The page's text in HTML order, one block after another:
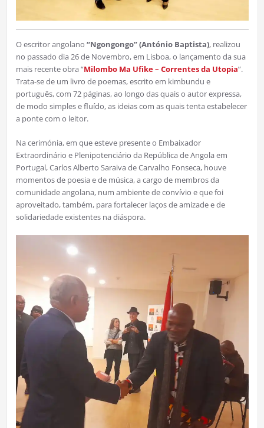
O escritor angolano “Ngongongo” (António Baptista), realizou
no passado dia 26 de Novembro, em Lisboa, o lançamento da sua
mais recente obra “Milombo Ma Ufike – Correntes da Utopia”.
Trata-se de um livro de poemas, escrito em kimbundu e
português, com 72 páginas, ao longo das quais o autor expressa,
de modo simples e fluído, as ideias com as quais tenta estabelecer
a ponte com o leitor.
Na cerimónia, em que esteve presente o Embaixador
Extraordinário e Plenipotenciário da República de Angola em
Portugal, Carlos Alberto Saraiva de Carvalho Fonseca, houve
momentos de poesia e de música, a cargo de membros da
comunidade angolana, num ambiente de convívio e que foi
aproveitado, também, para fortalecer laços de amizade e de
solidariedade existentes na diáspora.